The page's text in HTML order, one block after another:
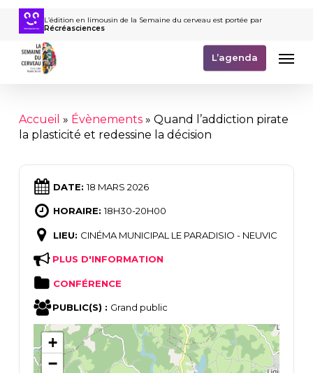
Passer
contenu
principal
L’édition en limousin de la Semaine du cerveau est portée par
Récréasciences
L’agenda
Accueil » Évènements» Quand l’addiction pirate
la plasticité et redessine la décision
DATE:18 MARS 2026
HORAIRE:18H30-20H00
LIEU: CINÉMA MUNICIPAL LE PARADISIO - NEUVIC
PLUS D'INFORMATION
CONFÉRENCE
PUBLIC(S) : Grand public
+
−